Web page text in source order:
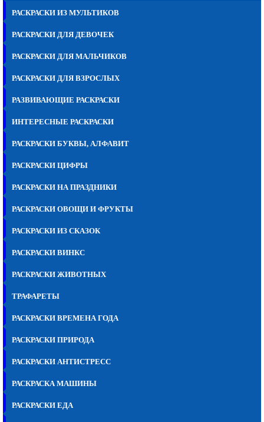
РАСКРАСКИ ИЗ МУЛЬТИКОВ
РАСКРАСКИ ДЛЯ ДЕВОЧЕК
РАСКРАСКИ ДЛЯ МАЛЬЧИКОВ
РАСКРАСКИ ДЛЯ ВЗРОСЛЫХ
РАЗВИВАЮЩИЕ РАСКРАСКИ
ИНТЕРЕСНЫЕ РАСКРАСКИ
РАСКРАСКИ БУКВЫ, АЛФАВИТ
РАСКРАСКИ ЦИФРЫ
РАСКРАСКИ НА ПРАЗДНИКИ
РАСКРАСКИ ОВОЩИ И ФРУКТЫ
РАСКРАСКИ ИЗ СКАЗОК
РАСКРАСКИ ВИНКС
РАСКРАСКИ ЖИВОТНЫХ
ТРАФАРЕТЫ
РАСКРАСКИ ВРЕМЕНА ГОДА
РАСКРАСКИ ПРИРОДА
РАСКРАСКИ АНТИСТРЕСС
РАСКРАСКА МАШИНЫ
РАСКРАСКИ ЕДА